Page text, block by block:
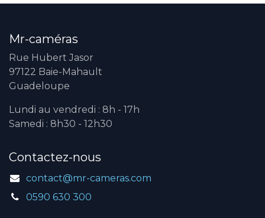
Mr-caméras
Rue Hubert Jasor
97122 Baie-Mahault
Guadeloupe
Lundi au vendredi : 8h - 17h
Samedi : 8h30 - 12h30
Contactez-nous
contact@mr-cameras.com
0590 630 300